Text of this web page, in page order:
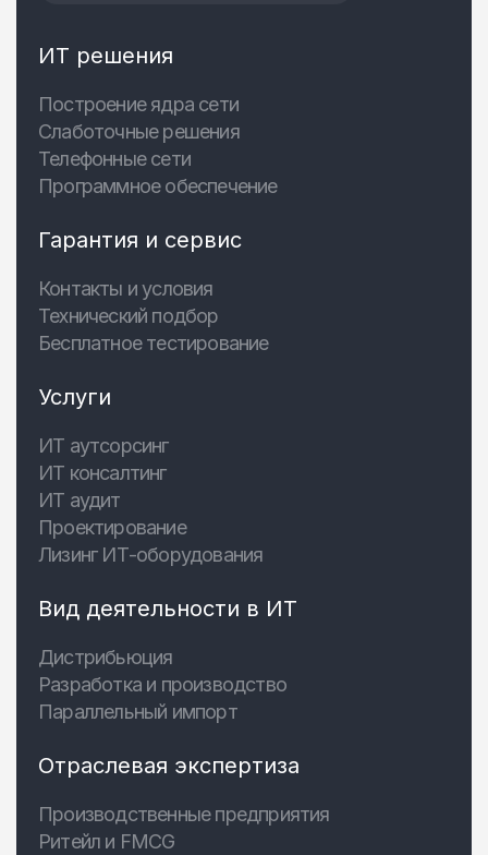
ИТ решения
Построение ядра сети
Слаботочные решения
Телефонные сети
Программное обеспечение
Гарантия и сервис
Контакты и условия
Технический подбор
Бесплатное тестирование
Услуги
ИТ аутсорсинг
ИТ консалтинг
ИТ аудит
Проектирование
Лизинг ИТ-оборудования
Вид деятельности в ИТ
Дистрибьюция
Разработка и производство
Параллельный импорт
Отраслевая экспертиза
Производственные предприятия
Ритейл и FMCG